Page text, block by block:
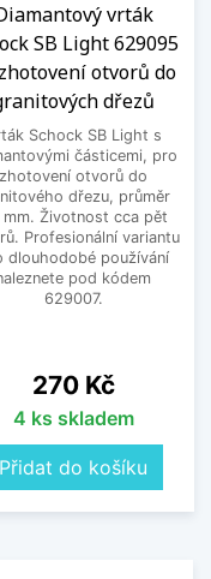
vrták
SB Light 629095
otvorů do
dřezů
Schock SB Light s
částicemi, pro
zhotovení otvorů do
dřezu, průměr
mm. Životnost cca pět
Profesionální variantu
dlouhodobé používání
pod kódem
629007.
Cena
270 Kč
4 ks skladem
Přidat do košíku